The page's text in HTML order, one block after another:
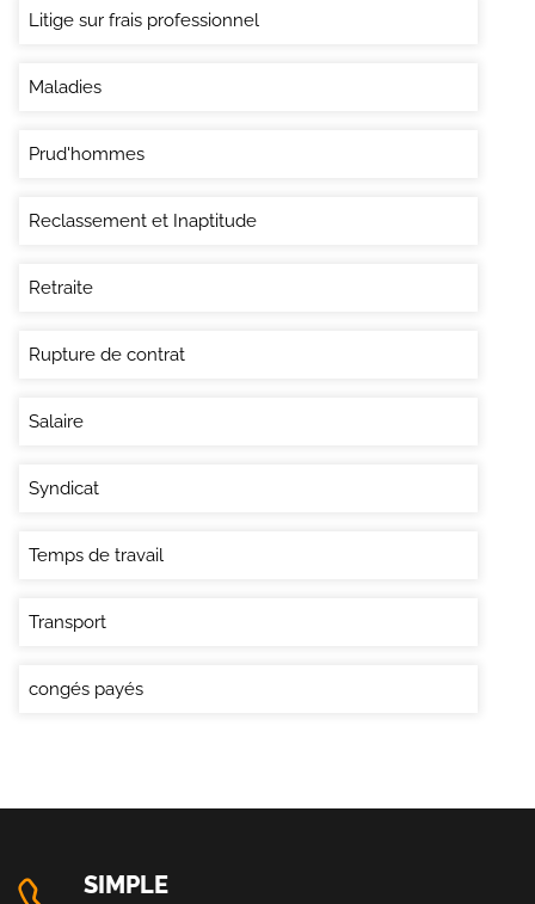
Litige sur frais professionnel
Maladies
Prud'hommes
Reclassement et Inaptitude
Retraite
Rupture de contrat
Salaire
Syndicat
Temps de travail
Transport
congés payés
SIMPLE